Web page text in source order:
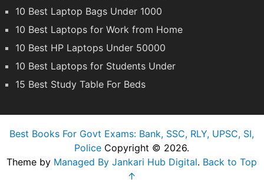
10 Best Laptop Bags Under 1000
10 Best Laptops for Work from Home
10 Best HP Laptops Under 50000
10 Best Laptops for Students Under
15 Best Study Table For Beds
Best Books For Govt Exams: Bank, SSC, RLY, UPSC, SI,
Police Copyright © 2026.
Theme by Managed By Jankari Hub Digital. Back to Top
↑